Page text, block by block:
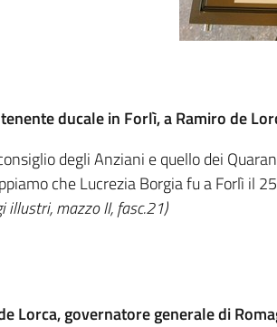
ducale in Forlì, a Ramiro de
degli Anziani e quello dei
che Lucrezia Borgia fu a Forlì il
illustri, mazzo II, fasc.21)
Lorca, governatore generale di